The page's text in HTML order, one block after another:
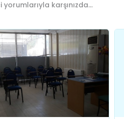
karşınızda...